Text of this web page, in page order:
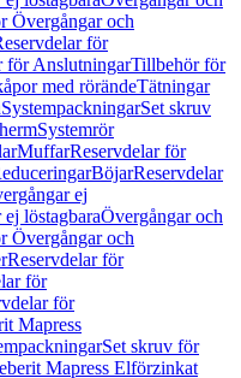
Övergångar och
för
för AnslutningarTillbehör för
med rörändeTätningar
SystempackningarSet skruv
Systemrör
MuffarReservdelar för
BöjarReservdelar
ej
löstagbaraÖvergångar och
Övergångar och
Reservdelar för
för
för
Mapress
Set skruv för
Mapress Elförzinkat